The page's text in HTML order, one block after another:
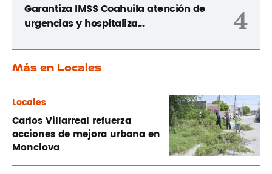
Garantiza IMSS Coahuila atención de
urgencias y hospitaliza...
4
Más en Locales
Locales
Carlos Villarreal refuerza
acciones de mejora urbana en
Monclova